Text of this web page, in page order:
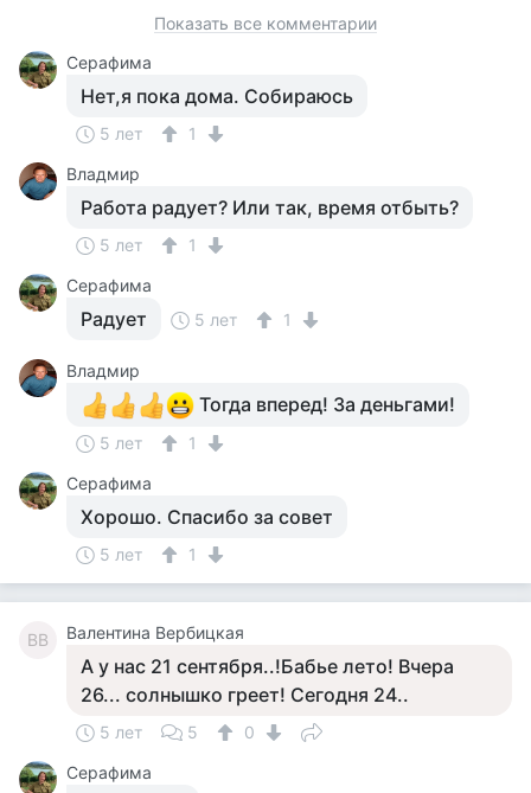
Показать все комментарии
Серафима
Нет,я пока дома. Собираюсь
5 лет
1
Владмир
Работа радует? Или так, время отбыть?
5 лет
1
Серафима
Радует 5 лет 1
Владмир
Тогда вперед! За деньгами!
5 лет
1
Серафима
Хорошо. Спасибо за совет
5 лет 1
ВВ Валентина Вербицкая
А у нас 21 сентября..!Бабье лето! Вчера
26... солнышко греет! Сегодня 24..
5 лет 5
0
Серафима